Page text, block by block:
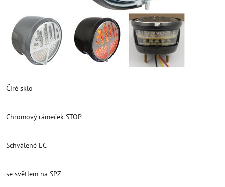
Čiré sklo
Chromový rámeček STOP
Schválené EC
se světlem na SPZ